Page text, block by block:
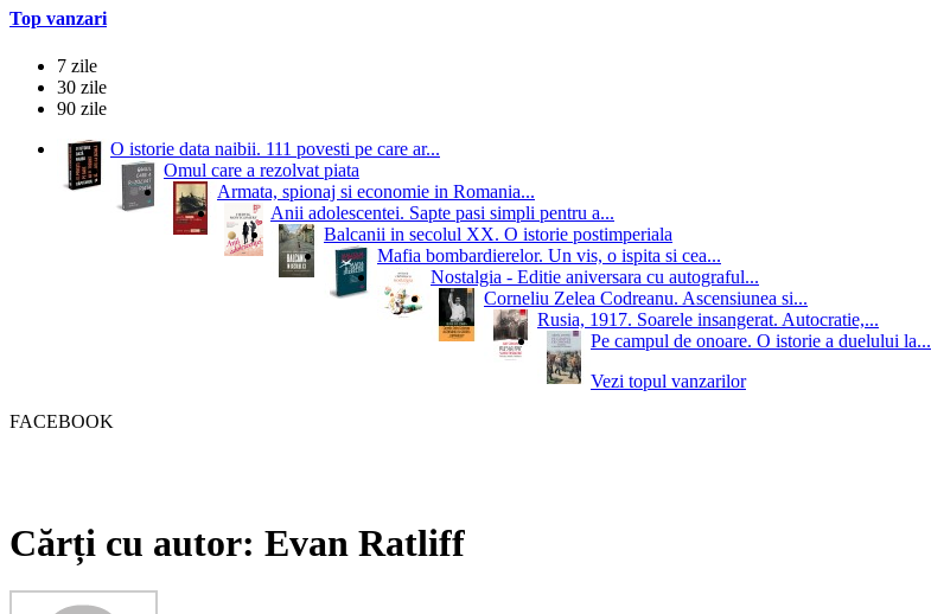
Top vanzari
7 zile
30 zile
90 zile
O istorie data naibii. 111 povesti pe care ar...
Omul care a rezolvat piata
Armata, spionaj si economie in Romania...
Anii adolescentei. Sapte pasi simpli pentru a...
Balcanii in secolul XX. O istorie postimperiala
Mafia bombardierelor. Un vis, o ispita si cea...
Nostalgia - Editie aniversara cu autograful...
Corneliu Zelea Codreanu. Ascensiunea si...
Rusia, 1917. Soarele insangerat. Autocratie,...
Pe campul de onoare. O istorie a duelului la...
Vezi topul vanzarilor
FACEBOOK
Cărți cu autor: Evan Ratliff